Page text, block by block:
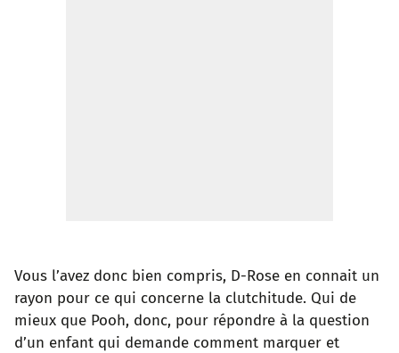
Vous l’avez donc bien compris, D-Rose en connait un
rayon pour ce qui concerne la clutchitude. Qui de
mieux que Pooh, donc, pour répondre à la question
d’un enfant qui demande comment marquer et